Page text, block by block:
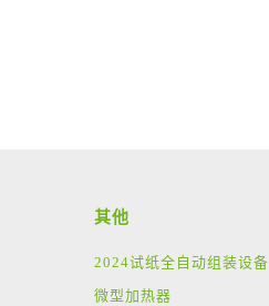
其他
2024试纸全自动组装设备
微型加热器